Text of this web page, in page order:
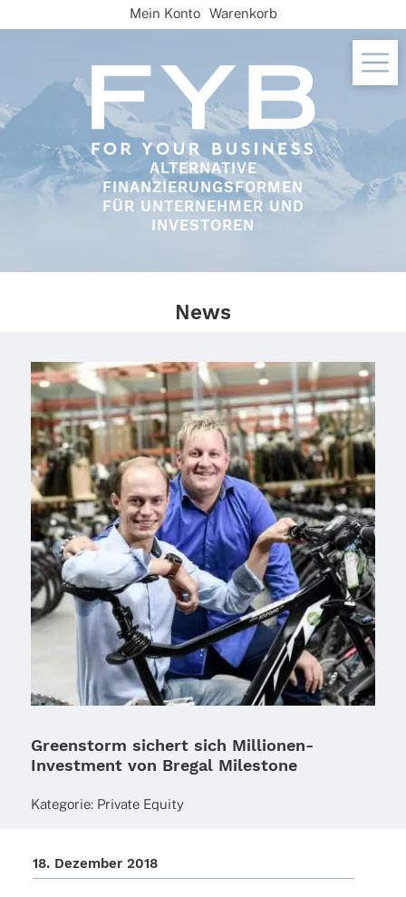
to
ALTERNATIVE
FINANZIERUNGSFORMEN
FÜR UNTERNEHMER UND
INVESTOREN
Mein Konto Warenkorb
News
Greenstorm sichert sich Millionen-
Investment von Bregal Milestone
Kate­go­rie: Private Equity
18. Dezem­ber 2018